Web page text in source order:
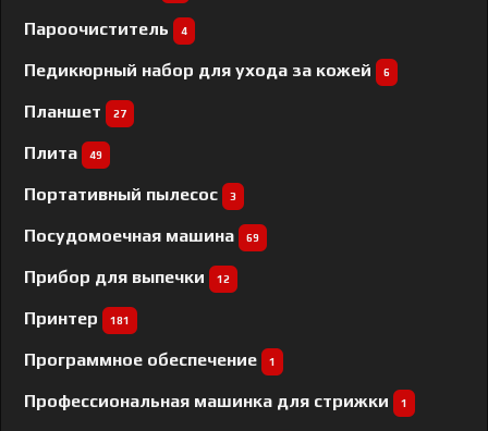
Пароочиститель 4
Педикюрный набор для ухода за кожей 6
Планшет 27
Плита 49
Портативный пылесос 3
Посудомоечная машина 69
Прибор для выпечки 12
Принтер 181
Программное обеспечение 1
Профессиональная машинка для стрижки 1